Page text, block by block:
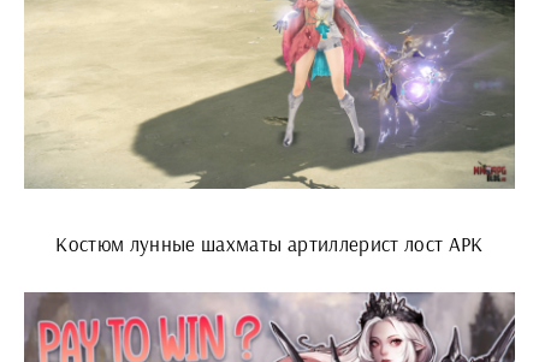
Костюм лунные шахматы артиллерист лост АРК